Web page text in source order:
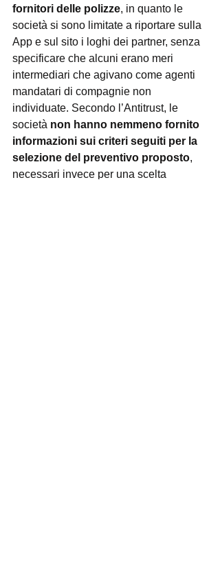
fornitori delle polizze, in quanto le
società si sono limitate a riportare sulla
App e sul sito i loghi dei partner, senza
specificare che alcuni erano meri
intermediari che agivano come agenti
mandatari di compagnie non
individuate. Secondo l’Antitrust, le
società non hanno nemmeno fornito
informazioni sui criteri seguiti per la
selezione del preventivo proposto,
necessari invece per una scelta